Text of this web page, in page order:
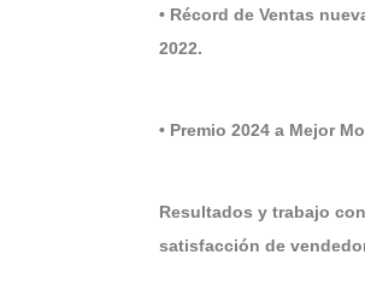
• Récord de Ventas
2022.
• Premio 2024 a Mejor
Resultados y trabajo
satisfacción de